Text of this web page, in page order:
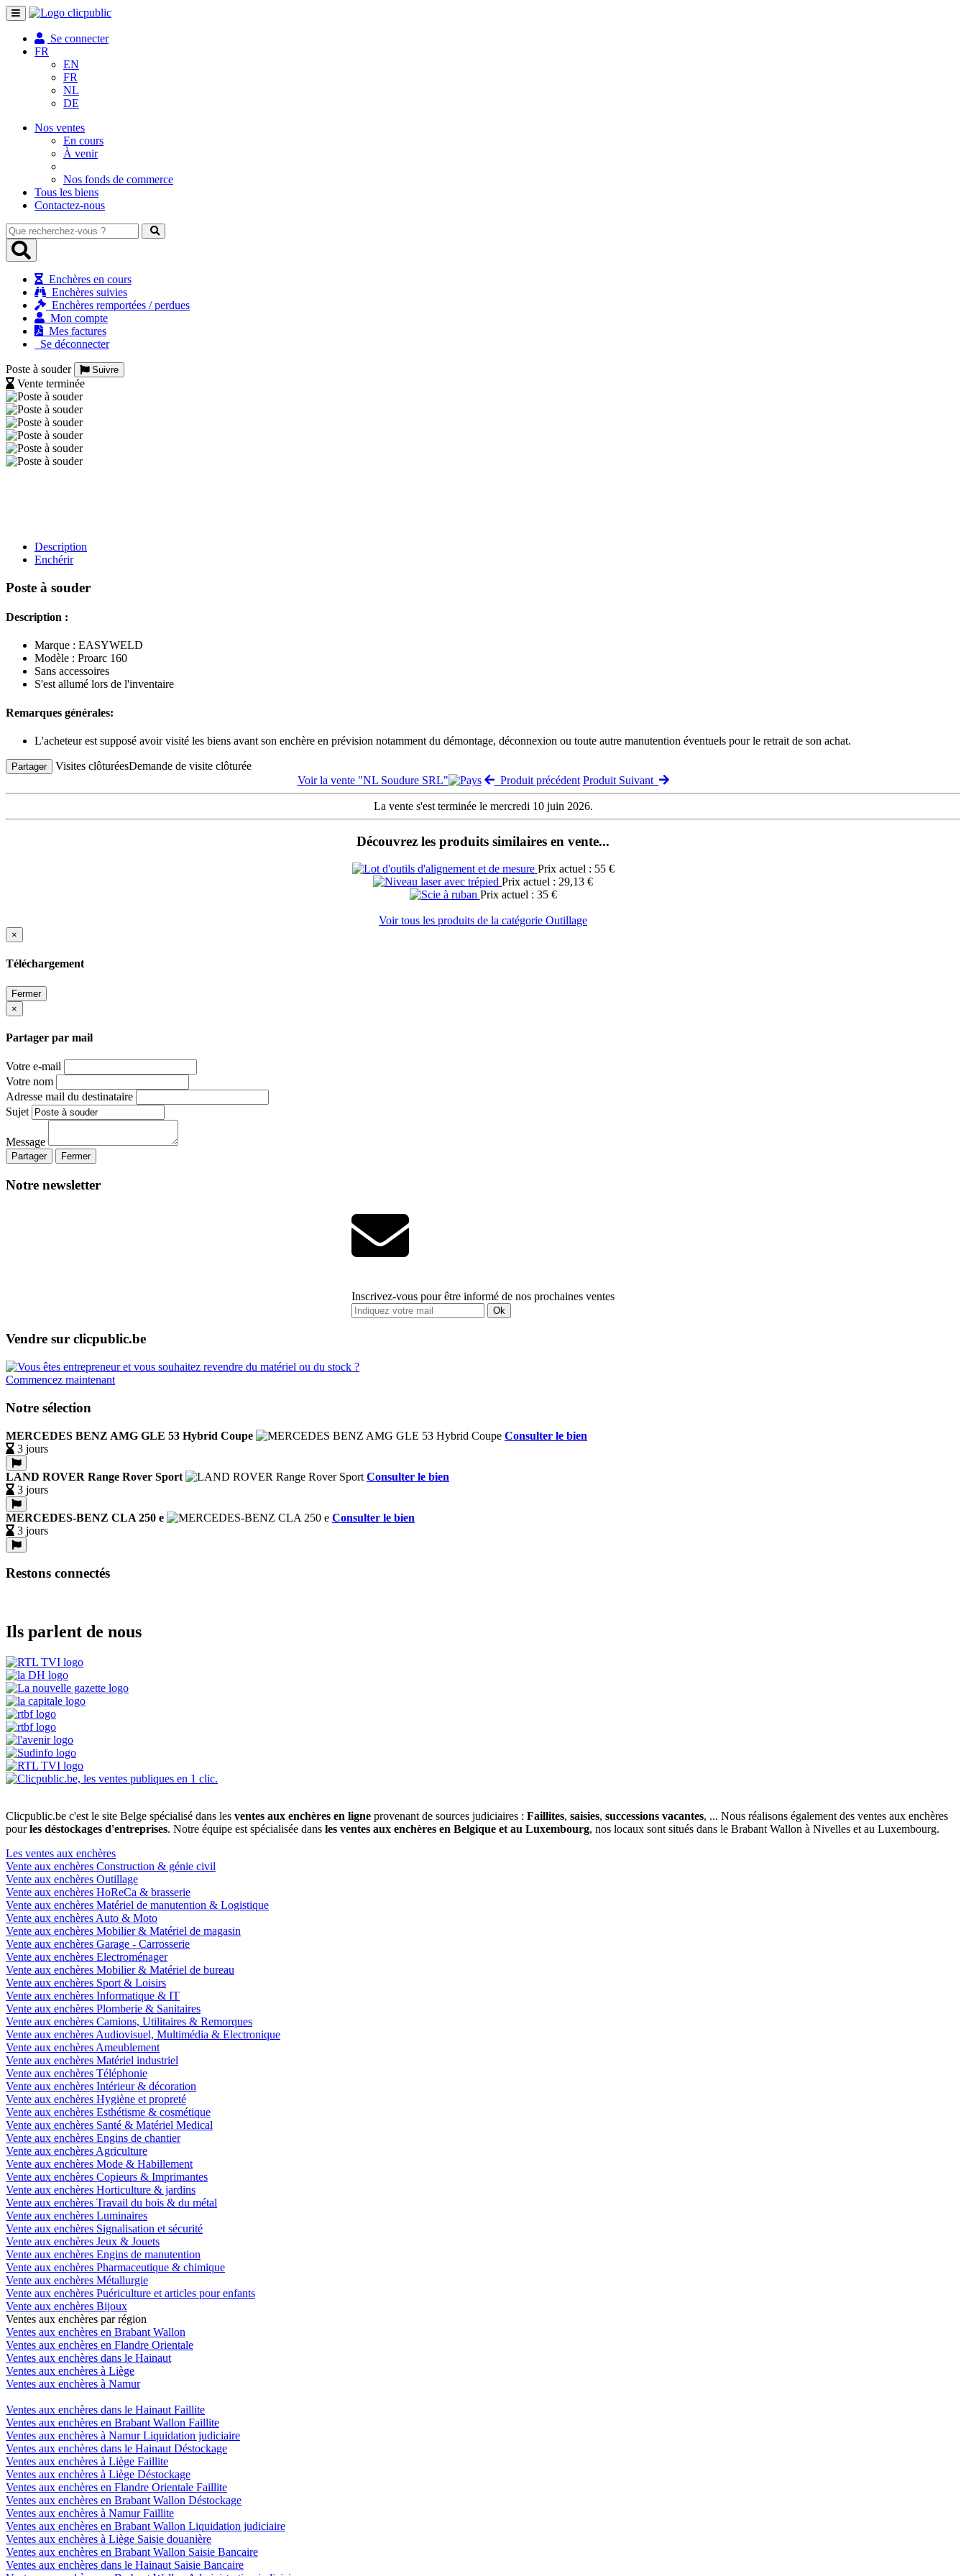
Toggle
navigation
Se connecter
FR
EN
FR
NL
DE
Nos ventes
En cours
À venir
Nos fonds de commerce
Tous les biens
Contactez-nous
Que
recherchez-
vous
Enchères en cours
Enchères suivies
Enchères remportées / perdues
Mon compte
Mes factures
Se déconnecter
Poste à souder Suivre
Vente terminée
Description
Enchérir
Poste à souder
Description :
Marque : EASYWELD
Modèle : Proarc 160
Sans accessoires
S'est allumé lors de l'inventaire
Remarques générales:
L'acheteur est supposé avoir visité les biens avant son enchère en prévision notamment du démontage, déconnexion ou toute autre manutention éventuels pour le retrait de son achat.
Partager Visites clôturéesDemande de visite clôturée
Voir la vente "NL Soudure SRL"
Produit précédent Produit Suivant
La vente s'est terminée le mercredi 10 juin 2026.
Découvrez les produits similaires en vente...
Prix actuel : 55 €
Prix actuel : 29,13 €
Prix actuel : 35 €
Voir tous les produits de la catégorie Outillage
×
Téléchargement
Fermer
×
Partager par mail
Votre e-mail
Votre nom
Adresse mail du destinataire
Sujet
Message
Partager Fermer
Notre newsletter
Inscrivez-vous pour être informé de nos prochaines ventes
Ok
Vendre sur clicpublic.be
Commencez maintenant
Notre sélection
MERCEDES BENZ AMG GLE 53 Hybrid Coupe
Consulter le bien
3 jours
LAND ROVER Range Rover Sport
Consulter le bien
3 jours
MERCEDES-BENZ CLA 250 e
Consulter le bien
3 jours
Restons connectés
Ils parlent de nous
Clicpublic.be c'est le site Belge spécialisé dans les ventes aux enchères en ligne provenant de sources judiciaires : Faillites, saisies, successions vacantes, ... Nous réalisons également des ventes aux enchères
pourles déstockages d'entreprises. Notre équipe est spécialisée dans les ventes aux enchères en Belgique et au Luxembourg, nos locaux sont situés dans le Brabant Wallon à Nivelles et au Luxembourg.
Les ventes aux enchères
Vente aux enchères Construction & génie civil
Vente aux enchères Outillage
Vente aux enchères HoReCa & brasserie
Vente aux enchères Matériel de manutention & Logistique
Vente aux enchères Auto & Moto
Vente aux enchères Mobilier & Matériel de magasin
Vente aux enchères Garage - Carrosserie
Vente aux enchères Electroménager
Vente aux enchères Mobilier & Matériel de bureau
Vente aux enchères Sport & Loisirs
Vente aux enchères Informatique & IT
Vente aux enchères Plomberie & Sanitaires
Vente aux enchères Camions, Utilitaires & Remorques
Vente aux enchères Audiovisuel, Multimédia & Electronique
Vente aux enchères Ameublement
Vente aux enchères Matériel industriel
Vente aux enchères Téléphonie
Vente aux enchères Intérieur & décoration
Vente aux enchères Hygiène et propreté
Vente aux enchères Esthétisme & cosmétique
Vente aux enchères Santé & Matériel Medical
Vente aux enchères Engins de chantier
Vente aux enchères Agriculture
Vente aux enchères Mode & Habillement
Vente aux enchères Copieurs & Imprimantes
Vente aux enchères Horticulture & jardins
Vente aux enchères Travail du bois & du métal
Vente aux enchères Luminaires
Vente aux enchères Signalisation et sécurité
Vente aux enchères Jeux & Jouets
Vente aux enchères Engins de manutention
Vente aux enchères Pharmaceutique & chimique
Vente aux enchères Métallurgie
Vente aux enchères Puériculture et articles pour enfants
Vente aux enchères Bijoux
Ventes aux enchères par région
Ventes aux enchères en Brabant Wallon
Ventes aux enchères en Flandre Orientale
Ventes aux enchères dans le Hainaut
Ventes aux enchères à Liège
Ventes aux enchères à Namur
Ventes aux enchères dans le Hainaut Faillite
Ventes aux enchères en Brabant Wallon Faillite
Ventes aux enchères à Namur Liquidation judiciaire
Ventes aux enchères dans le Hainaut Déstockage
Ventes aux enchères à Liège Faillite
Ventes aux enchères à Liège Déstockage
Ventes aux enchères en Flandre Orientale Faillite
Ventes aux enchères en Brabant Wallon Déstockage
Ventes aux enchères à Namur Faillite
Ventes aux enchères en Brabant Wallon Liquidation judiciaire
Ventes aux enchères à Liège Saisie douanière
Ventes aux enchères en Brabant Wallon Saisie Bancaire
Ventes aux enchères dans le Hainaut Saisie Bancaire